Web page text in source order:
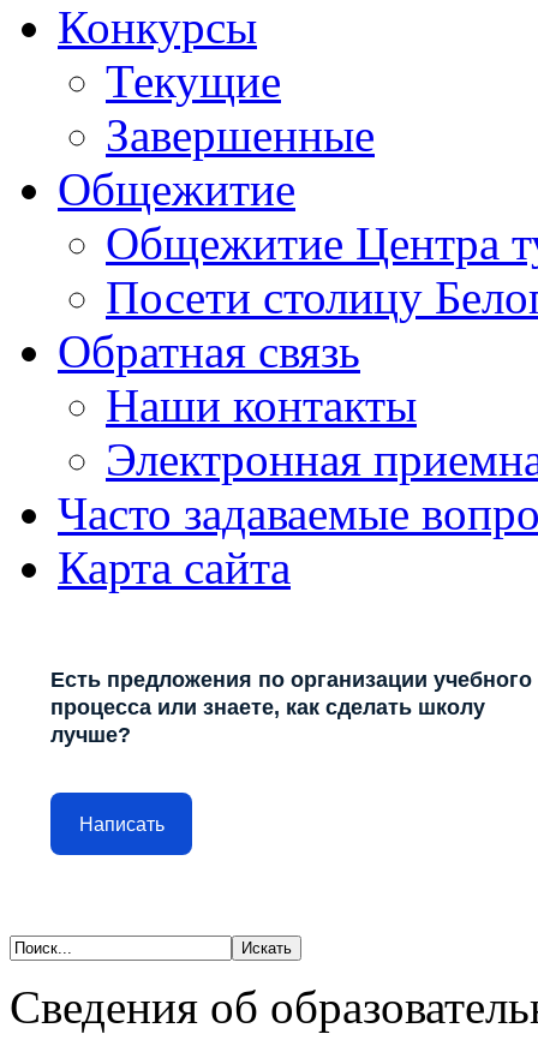
Конкурсы
Текущие
Завершенные
Общежитие
Общежитие Центра
Посети столицу
Обратная связь
Наши контакты
Электронная
Часто задаваемые
Карта сайта
Есть предложения по организации учебного
процесса или знаете, как сделать школу
лучше?
Написать
Сведения об